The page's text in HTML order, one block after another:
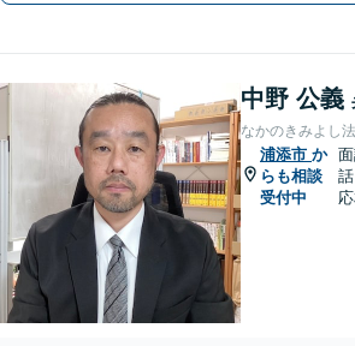
中野 公義
なかのきみよし
浦添市 か
らも相談
受付中